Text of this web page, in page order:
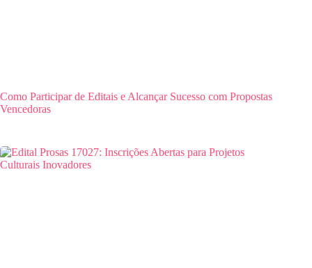
Como Participar de Editais e Alcançar Sucesso com Propostas
Vencedoras